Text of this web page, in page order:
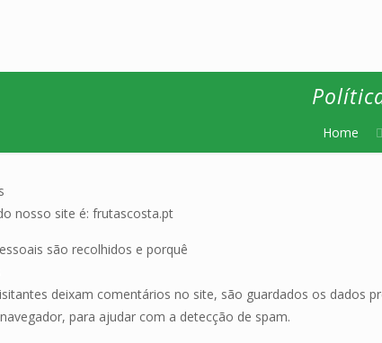
Home
nosso site é: frutascosta.pt
são recolhidos e porquê
deixam comentários no site, são guardados os dados
para ajudar com a detecção de spam.